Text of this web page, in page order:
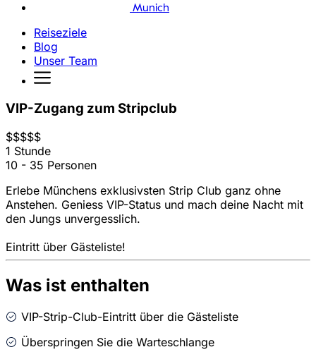
Munich
Reiseziele
Blog
Unser Team
VIP-Zugang zum Stripclub
$$$$$
1 Stunde
10 - 35 Personen
Erlebe Münchens exklusivsten Strip Club ganz ohne
Anstehen. Geniess VIP-Status und mach deine Nacht mit
den Jungs unvergesslich.
Eintritt über Gästeliste!
Was ist enthalten
VIP-Strip-Club-Eintritt über die Gästeliste
Überspringen Sie die Warteschlange